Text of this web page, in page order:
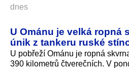
dnes
U Ománu je velká ropná
únik z tankeru ruské
U pobřeží Ománu je ropná
390 kilometrů čtverečních. V